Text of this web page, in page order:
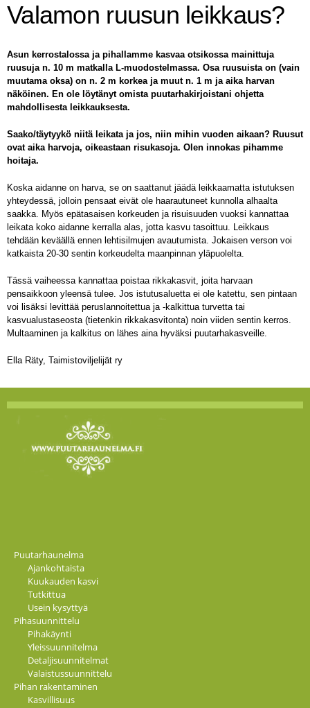
Valamon ruusun leikkaus?
Asun kerrostalossa ja pihallamme kasvaa otsikossa mainittuja
ruusuja n. 10 m matkalla L-muodostelmassa. Osa ruusuista on (vain
muutama oksa) on n. 2 m korkea ja muut n. 1 m ja aika harvan
näköinen. En ole löytänyt omista puutarhakirjoistani ohjetta
mahdollisesta leikkauksesta.
Saako/täytyykö niitä leikata ja jos, niin mihin vuoden aikaan? Ruusut
ovat aika harvoja, oikeastaan risukasoja. Olen innokas pihamme
hoitaja.
Koska aidanne on harva, se on saattanut jäädä leikkaamatta istutuksen
yhteydessä, jolloin pensaat eivät ole haarautuneet kunnolla alhaalta
saakka. Myös epätasaisen korkeuden ja risuisuuden vuoksi kannattaa
leikata koko aidanne kerralla alas, jotta kasvu tasoittuu. Leikkaus
tehdään keväällä ennen lehtisilmujen avautumista. Jokaisen verson voi
katkaista 20-30 sentin korkeudelta maanpinnan yläpuolelta.
Tässä vaiheessa kannattaa poistaa rikkakasvit, joita harvaan
pensaikkoon yleensä tulee. Jos istutusaluetta ei ole katettu, sen pintaan
voi lisäksi levittää peruslannoitettua ja -kalkittua turvetta tai
kasvualustaseosta (tietenkin rikkakasvitonta) noin viiden sentin kerros.
Multaaminen ja kalkitus on lähes aina hyväksi puutarhakasveille.
Ella Räty, Taimistoviljelijät ry
Puutarhaunelma
Ajankohtaista
Kuukauden kasvi
Tutkittua
Usein kysyttyä
Pihasuunnittelu
Pihakäynti
Yleissuunnitelma
Detaljisuunnitelmat
Valaistussuunnittelu
Pihan rakentaminen
Kasvillisuus